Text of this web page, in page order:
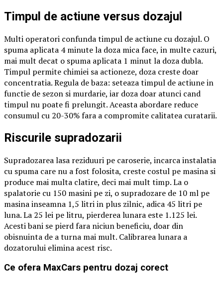
Timpul de actiune versus dozajul
Multi operatori confunda timpul de actiune cu dozajul. O
spuma aplicata 4 minute la doza mica face, in multe cazuri,
mai mult decat o spuma aplicata 1 minut la doza dubla.
Timpul permite chimiei sa actioneze, doza creste doar
concentratia. Regula de baza: seteaza timpul de actiune in
functie de sezon si murdarie, iar doza doar atunci cand
timpul nu poate fi prelungit. Aceasta abordare reduce
consumul cu 20-30% fara a compromite calitatea curatarii.
Riscurile supradozarii
Supradozarea lasa reziduuri pe caroserie, incarca instalatia
cu spuma care nu a fost folosita, creste costul pe masina si
produce mai multa clatire, deci mai mult timp. La o
spalatorie cu 150 masini pe zi, o supradozare de 10 ml pe
masina inseamna 1,5 litri in plus zilnic, adica 45 litri pe
luna. La 25 lei pe litru, pierderea lunara este 1.125 lei.
Acesti bani se pierd fara niciun beneficiu, doar din
obisnuinta de a turna mai mult. Calibrarea lunara a
dozatorului elimina acest risc.
Ce ofera MaxCars pentru dozaj corect